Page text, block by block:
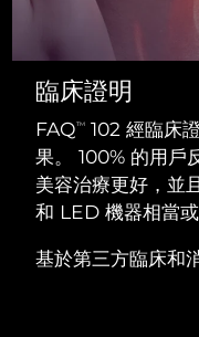
臨床證明
FAQTM
102 經臨床
果。 100% 的用戶
美容治療更好，並
和 LED 機器相當或
基於第三方臨床和
Travel-
Cooling
Firming
Acne
IRIS™
眼部護
毛孔護理
LED
牙齒美白
NEW
issa™
Dual
更多的
中國香港特別行政區
匈牙利
冰島
印尼